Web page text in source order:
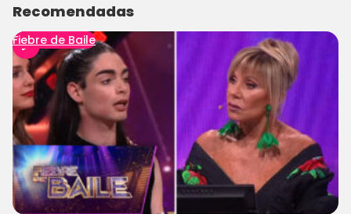
Recomendadas
Fiebre de Baile